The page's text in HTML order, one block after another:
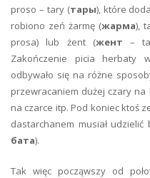
proso – tary (тары), które
robiono zeń żarmę (жарма),
prosa) lub żent (жент –
Zakończenie picia herbaty
odbywało się na różne
przewracaniem dużej czary na
na czarce itp. Pod koniec ktoś
dastarchanem musiał udzielić
бата).
Tak więc począwszy od